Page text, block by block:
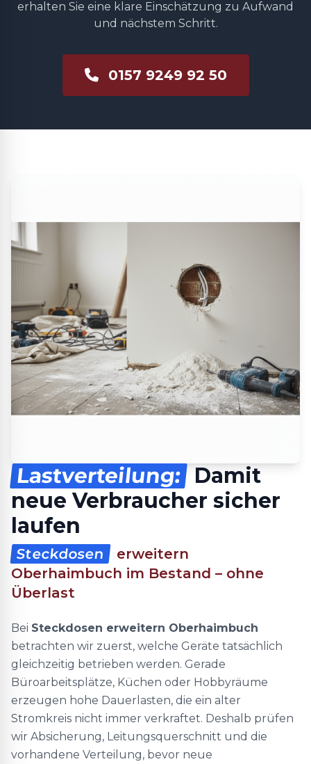
erhalten Sie eine klare Einschätzung zu Aufwand
und nächstem Schritt.
0157 9249 92 50
Lastverteilung: Damit
neue Verbraucher sicher
laufen
Steckdosen
erweitern
Oberhaimbuch im Bestand – ohne
Überlast
Bei Steckdosen erweitern Oberhaimbuch
betrachten wir zuerst, welche Geräte tatsächlich
gleichzeitig betrieben werden. Gerade
Büroarbeitsplätze, Küchen oder Hobbyräume
erzeugen hohe Dauerlasten, die ein alter
Stromkreis nicht immer verkraftet. Deshalb prüfen
wir Absicherung, Leitungsquerschnitt und die
vorhandene Verteilung, bevor neue